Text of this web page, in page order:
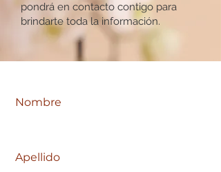
pondrá en contacto contigo para
brindarte toda la información.
Nombre
Apellido